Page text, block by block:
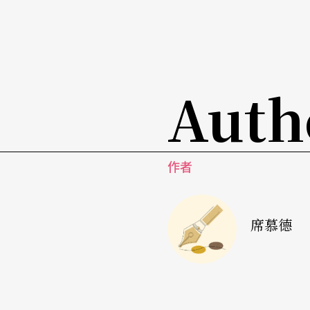
的歌曲。在這些歌曲中，沃爾夫的音樂變得更自
《義大利歌曲集》共四十六首，取自海塞用德
換的情詩，出自十四、十五世紀的詩人之手，
夫的歌曲也非常簡短精巧，有的只有兩頁長，
們當德文詩來看待，感情也是日耳曼的，所以
作者
席慕德